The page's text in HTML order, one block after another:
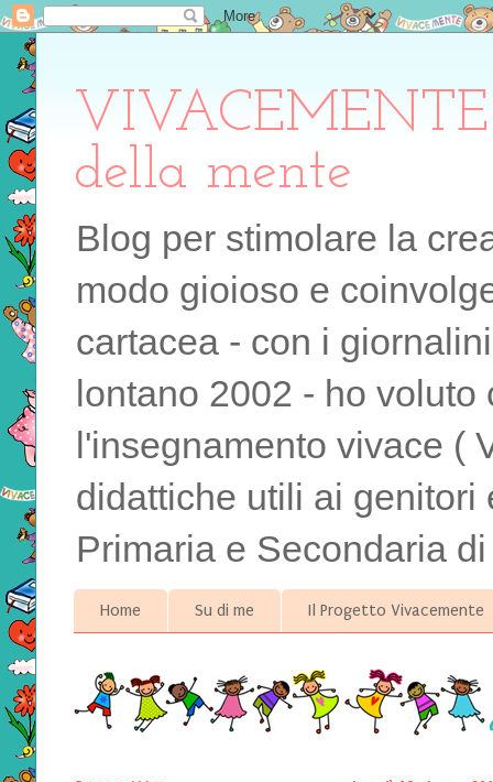
della mente
Blog per stimolare la
modo gioioso e
cartacea - con i
lontano 2002 - ho
l'insegnamento vivace (
didattiche utili ai
Primaria e Secondaria
Home Su di me Il Progetto Vivacemente